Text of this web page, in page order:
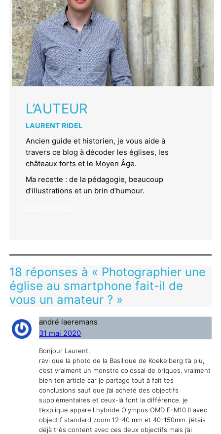
L’AUTEUR
LAURENT RIDEL
Ancien guide et historien, je vous aide à
travers ce blog à décoder les églises, les
châteaux forts et le Moyen Âge.
Ma recette : de la pédagogie, beaucoup
d’illustrations et un brin d’humour.
18 réponses à « Photographier une
église au smartphone fait-il de
vous un amateur ? »
andré laeremans
31 mai 2020
Bonjour Laurent,
ravi que la photo de la Basilique de Koekelberg t’a plu,
c’est vraiment un monstre colossal de briques. vraiment
bien ton article car je partage tout à fait tes
conclusions sauf que j’ai acheté des objectifs
supplémentaires et ceux-là font la différence. je
t’explique appareil hybride Olympus OMD E-M10 II avec
objectif standard zoom 12-40 mm et 40-150mm. j’étais
déjà très content avec ces deux objectifs mais j’ai